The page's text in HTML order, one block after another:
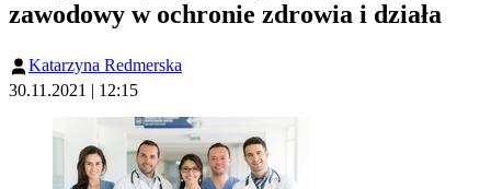
zawodowy w ochronie zdrowia i działa
Katarzyna Redmerska
30.11.2021 | 12:15